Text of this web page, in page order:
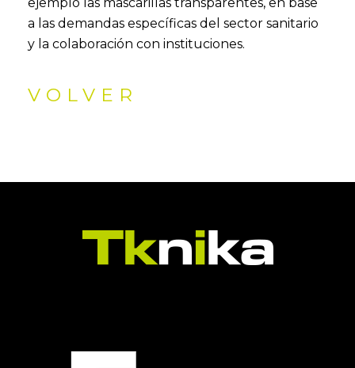
a las demandas específicas del sector sanitario
y la colaboración con instituciones.
VOLVER